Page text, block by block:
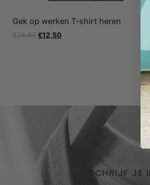
Gek op werken T-shirt heren
€24,95 €12,50
SCHRIJF JE